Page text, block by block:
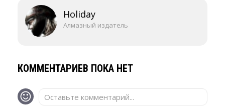
Holiday
Алмазный издатель
КОММЕНТАРИЕВ ПОКА НЕТ
Оставьте комментарий...